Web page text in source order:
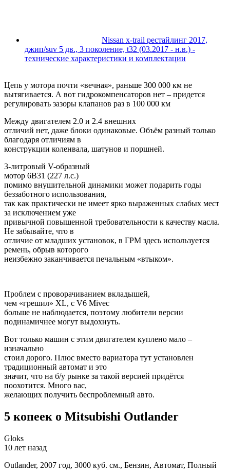
Nissan x-trail рестайлинг 2017,
джип/suv 5 дв., 3 поколение, t32 (03.2017 - н.в.) -
технические характеристики и комплектации
Цепь у мотора почти «вечная», раньше 300 000 км не
вытягивается. А вот гидрокомпенсаторов нет – придется
регулировать зазоры клапанов раз в 100 000 км
Между двигателем 2.0 и 2.4 внешних
отличий нет, даже блоки одинаковые. Объём разный только
благодаря отличиям в
конструкции коленвала, шатунов и поршней.
3-литровый V-образный
мотор 6B31 (227 л.с.)
помимо внушительной динамики может подарить годы
беззаботного использования,
так как практически не имеет ярко выраженных слабых мест
за исключением уже
привычной повышенной требовательности к качеству масла.
Не забывайте, что в
отличие от младших установок, в ГРМ здесь используется
ремень, обрыв которого
неизбежно заканчивается печальным «втыком».
Проблем с проворачиванием вкладышей,
чем «грешил» XL, с V6 Mivec
больше не наблюдается, поэтому любители версии
подинамичнее могут выдохнуть.
Вот только машин с этим двигателем куплено мало –
изначально
стоил дорого. Плюс вместо вариатора тут установлен
традиционный автомат и это
значит, что на б/у рынке за такой версией придётся
поохотится. Много вас,
желающих получить беспроблемный авто.
5 копеек о Mitsubishi Outlander
Gloks
10 лет назад
Outlander, 2007 год, 3000 куб. см., Бензин, Автомат, Полный